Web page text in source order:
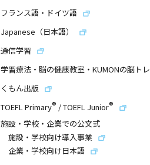
フランス語・ドイツ語
Japanese（日本語）
通信学習
学習療法・脳の健康教室・KUMONの脳トレ
くもん出版
TOEFL Primary® /TOEFL Junior®
施設・学校・企業での公文式
施設・学校向け導入事業
企業・学校向け日本語